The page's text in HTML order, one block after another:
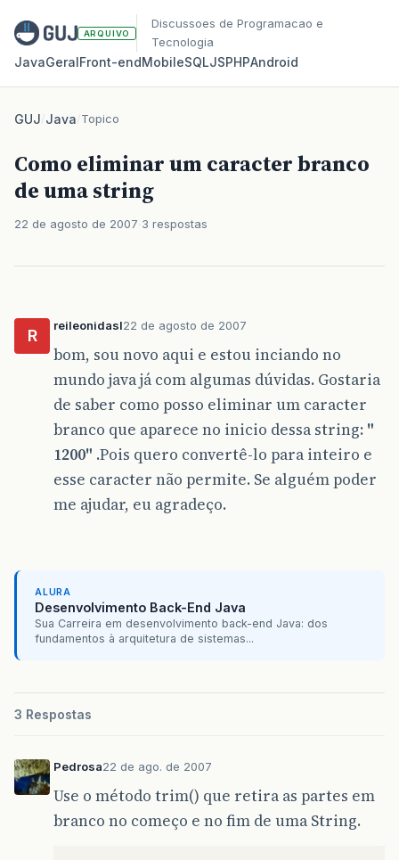
ARQUIVO
Discussoes de Programacao e
Tecnologia
JavaGeralFront‑endMobileSQLJSPHPAndroid
GUJ/Java/Topico
Como eliminar um caracter branco
de uma string
22 de agosto de 2007 3 respostas
R
reileonidasI22 de agosto de 2007
bom, sou novo aqui e estou inciando no
mundo java já com algumas dúvidas. Gostaria
de saber como posso eliminar um caracter
branco que aparece no inicio dessa string: "
1200" .Pois quero convertê-lo para inteiro e
esse caracter não permite. Se alguém poder
me ajudar, eu agradeço.
ALURA
Desenvolvimento Back-End Java
Sua Carreira em desenvolvimento back-end Java: dos
fundamentos à arquitetura de sistemas...
3 Respostas
Pedrosa22 de ago. de 2007
Use o método trim() que retira as partes em
branco no começo e no fim de uma String.